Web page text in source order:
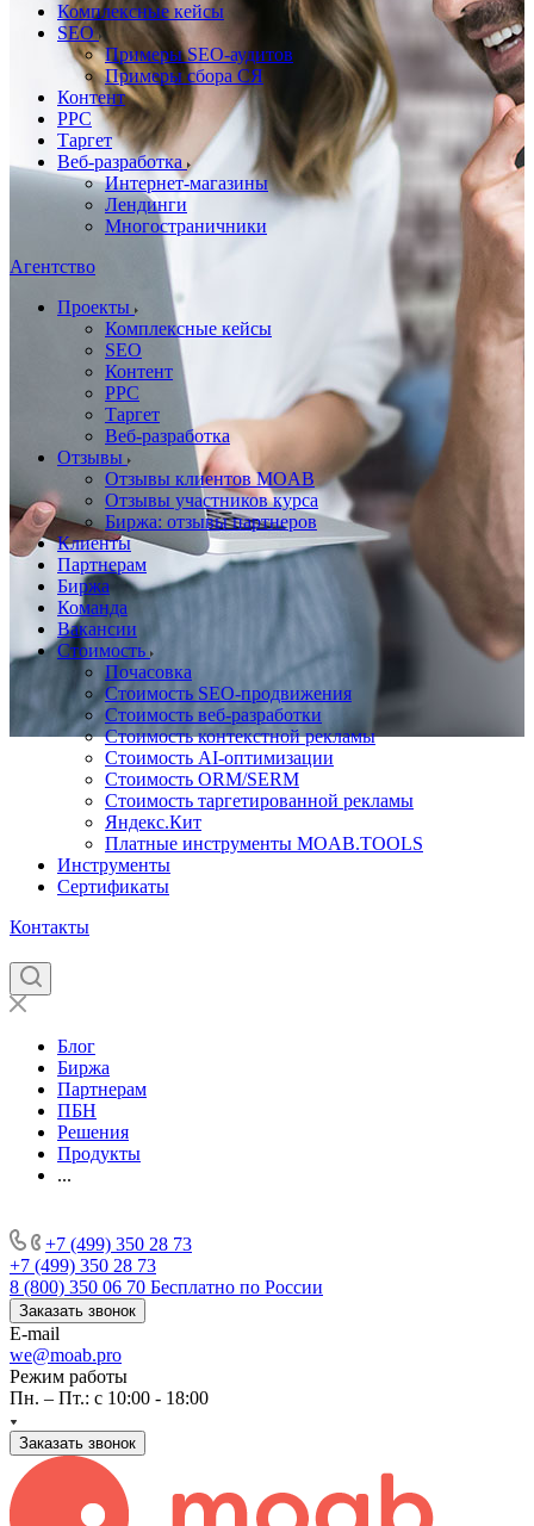
Комплексные кейсы
SEO
Примеры SEO-аудитов
Примеры сбора СЯ
Контент
PPC
Таргет
Веб-разработка
Интернет-магазины
Лендинги
Многостраничники
Агентство
Проекты
Комплексные кейсы
SEO
Контент
PPC
Таргет
Веб-разработка
Отзывы
Отзывы клиентов MOAB
Отзывы участников курса
Биржа: отзывы партнеров
Клиенты
Партнерам
Биржа
Команда
Вакансии
Стоимость
Почасовка
Стоимость SEO-продвижения
Стоимость веб-разработки
Стоимость контекстной рекламы
Стоимость AI-оптимизации
Стоимость ORM/SERM
Стоимость таргетированной рекламы
Яндекс.Кит
Платные инструменты MOAB.TOOLS
Инструменты
Сертификаты
Контакты
Блог
Биржа
Партнерам
ПБН
Решения
Продукты
...
+7 (499) 350 28 73
+7 (499) 350 28 73
8 (800) 350 06 70 Бесплатно по России
Заказать звонок
E-mail
we@moab.pro
Режим работы
Пн. – Пт.: с 10:00 - 18:00
Заказать звонок